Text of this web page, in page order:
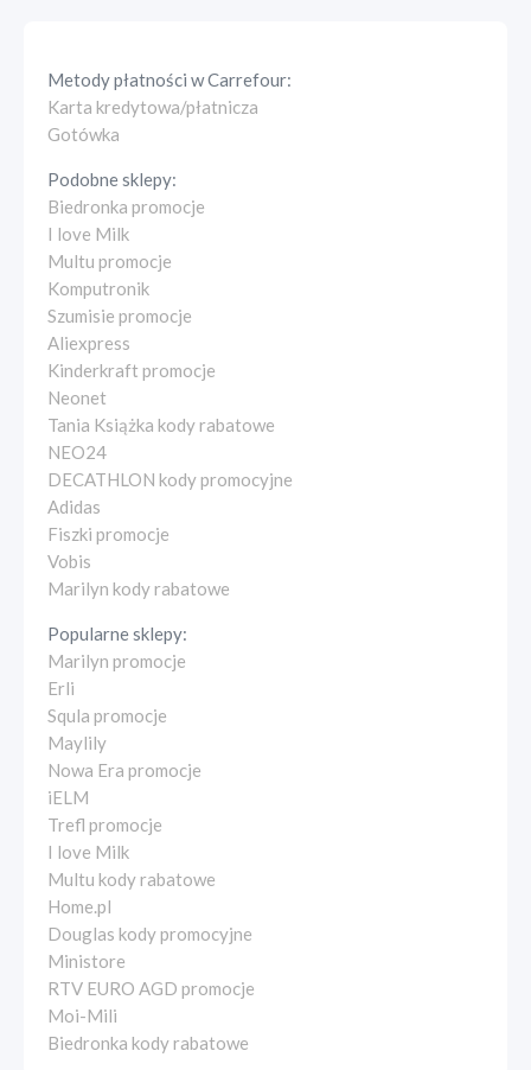
Metody płatności wCarrefour:
Karta kredytowa/płatnicza
Gotówka
Podobne sklepy:
Biedronka promocje
I love Milk
Multu promocje
Komputronik
Szumisie promocje
Aliexpress
Kinderkraft promocje
Neonet
Tania Książka kody rabatowe
NEO24
DECATHLON kody promocyjne
Adidas
Fiszki promocje
Vobis
Marilyn kody rabatowe
Popularne sklepy:
Marilyn promocje
Erli
Squla promocje
Maylily
Nowa Era promocje
iELM
Trefl promocje
I love Milk
Multu kody rabatowe
Home.pl
Douglas kody promocyjne
Ministore
RTV EURO AGD promocje
Moi-Mili
Biedronka kody rabatowe